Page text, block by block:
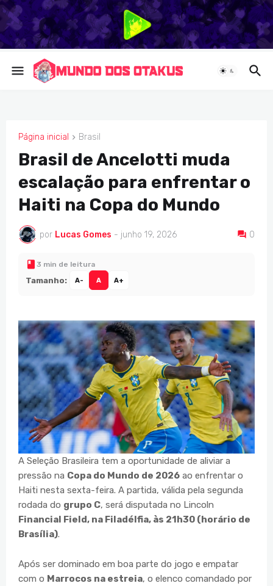
Página inicial Brasil
BRASIL
Brasil de Ancelotti muda
escalação para enfrentar o
Haiti na Copa do Mundo
por Lucas Gomes - junho 19, 2026 0
3 min de leitura
Tamanho: A- A A+
A Seleção Brasileira tem a oportunidade de aliviar a
pressão na Copa do Mundo de 2026 ao enfrentar o
Haiti nesta sexta-feira. A partida, válida pela segunda
rodada do grupo C, será disputada no Lincoln
Financial Field, na Filadélfia, às 21h30 (horário de
Brasília).
Após ser dominado em boa parte do jogo e empatar
com o Marrocos na estreia, o elenco comandado por